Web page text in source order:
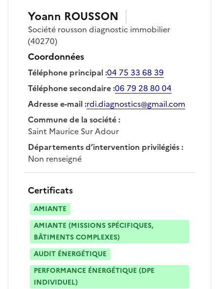
Yoann ROUSSON
Société rousson diagnostic immobilier
(40270)
Coordonnées
Téléphone principal:04 75 33 68 39
Téléphone secondaire:06 79 28 80 04
Adresse e-mail:rdi.diagnostics@gmail.com
Commune de la société:
Saint Maurice Sur Adour
Départements d’intervention privilégiés:
Non renseigné
Certificats
AMIANTE
AMIANTE (MISSIONS SPÉCIFIQUES,
BÂTIMENTS COMPLEXES)
AUDIT ÉNERGÉTIQUE
PERFORMANCE ÉNERGÉTIQUE (DPE
INDIVIDUEL)